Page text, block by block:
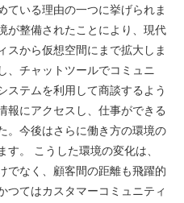
ている理由の一つに挙げられま
が整備されたことにより、現代
スから仮想空間にまで拡大しま
、チャットツールでコミュニ
ステムを利用して商談するよう
報にアクセスし、仕事ができる
。今後はさらに働き方の環境の
。 こうした環境の変化は、
でなく、顧客間の距離も飛躍的
つてはカスタマーコミュニティ